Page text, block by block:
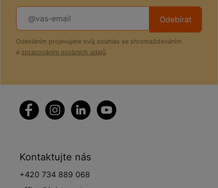
Odebírat
Odesláním projevujete svůj souhlas se shromažďováním
a zpracováním osobních údajů.
Kontaktujte nás
+420 734 889 068